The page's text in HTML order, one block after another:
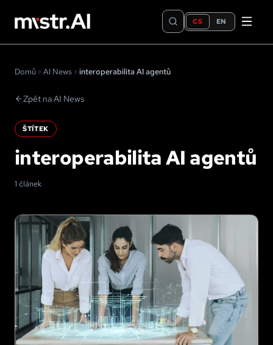
CS EN
Domů AI News interoperabilita AI agentů
Zpět na AI News
ŠTÍTEK
interoperabilita AI agentů
1 článek